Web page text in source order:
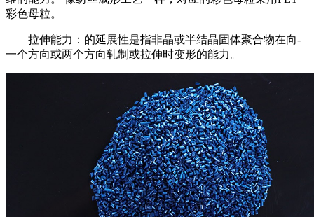
彩色母粒。
拉伸能力：的延展性是指非晶或半结晶固体聚合物在向-
一个方向或两个方向轧制或拉伸时变形的能力。